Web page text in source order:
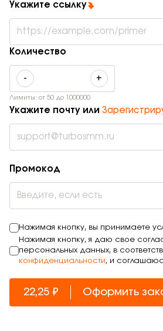
Укажите ссылку
Количество
- +
Лимиты: от 50 до 1000000
Укажите почту или
Промокод
Нажимая кнопку, вы принимаете
Нажимая кнопку, я даю свое
персональных данных, в
конфиденциальности, и
22,25 ₽ Оформить